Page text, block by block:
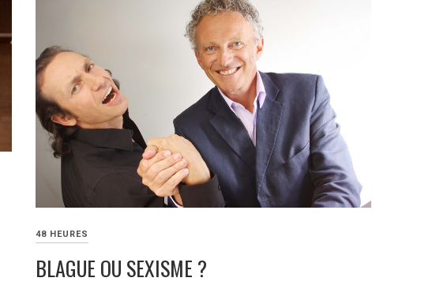
48 HEURES
BLAGUE OU SEXISME ?